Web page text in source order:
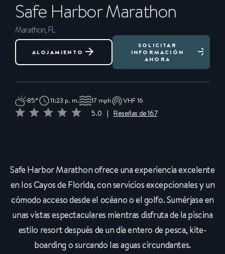
Safe Harbor Marathon
Marathon, FL
ALOJAMIENTO
SOLICITAR
INFORMACIÓN
AHORA
85° 11:23 p. m. 17 mph VHF 16
5.0 Reseñas de 167
Safe Harbor Marathon ofrece una experiencia excelente
en los Cayos de Florida, con servicios excepcionales y un
cómodo acceso desde el océano o el golfo. Sumérjase en
unas vistas espectaculares mientras disfruta de la piscina
estilo resort después de un día entero de pesca, kite-
boarding o surcando las aguas circundantes.